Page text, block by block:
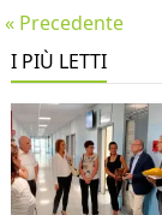
« Precedente
I PIÙ LETTI